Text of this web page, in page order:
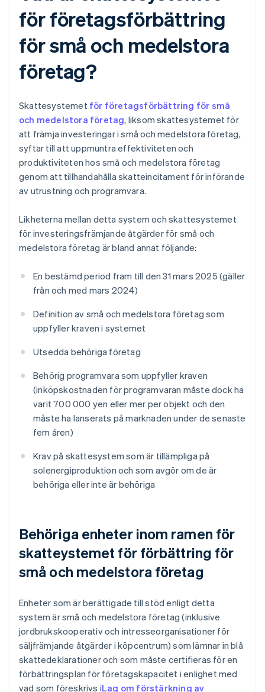
för företagsförbättring
för små och medelstora
företag?
Skattesystemet för företagsförbättring för små
och medelstora företag, liksom skattesystemet för
att främja investeringar i små och medelstora företag,
syftar till att uppmuntra effektiviteten och
produktiviteten hos små och medelstora företag
genom att tillhandahålla skatteincitament för införande
av utrustning och programvara.
Likheterna mellan detta system och skattesystemet
för investeringsfrämjande åtgärder för små och
medelstora företag är bland annat följande:
En bestämd period fram till den 31 mars 2025 (gäller
från och med mars 2024)
Definition av små och medelstora företag som
uppfyller kraven i systemet
Utsedda behöriga företag
Behörig programvara som uppfyller kraven
(inköpskostnaden för programvaran måste dock ha
varit 700 000 yen eller mer per objekt och den
måste ha lanserats på marknaden under de senaste
fem åren)
Krav på skattesystem som är tillämpliga på
solenergiproduktion och som avgör om de är
behöriga eller inte är behöriga
Behöriga enheter inom ramen för
skatteystemet för förbättring för
små och medelstora företag
Enheter som är berättigade till stöd enligt detta
system är små och medelstora företag (inklusive
jordbrukskooperativ och intresseorganisationer för
säljfrämjande åtgärder i köpcentrum) som lämnar in blå
skattedeklarationer och som måste certifieras för en
förbättringsplan för företagskapacitet i enlighet med
vad som föreskrivs iLag om förstärkning av